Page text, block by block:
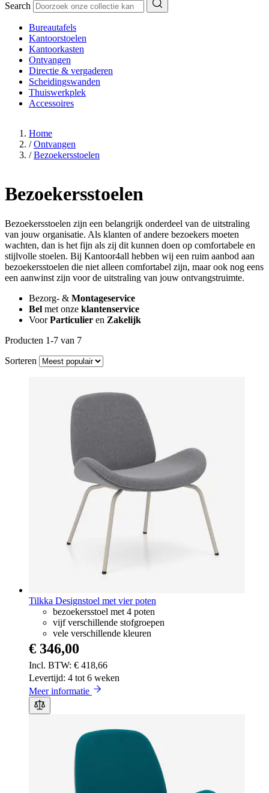
Search
Bureautafels
Kantoorstoelen
Kantoorkasten
Ontvangen
Directie & vergaderen
Scheidingswanden
Thuiswerkplek
Accessoires
Home
/ Ontvangen
/ Bezoekersstoelen
Bezoekersstoelen
Bezoekersstoelen zijn een belangrijk onderdeel van de uitstraling
van jouw organisatie. Als klanten of andere bezoekers moeten
wachten, dan is het fijn als zij dit kunnen doen op comfortabele en
stijlvolle stoelen. Bij Kantoor4all hebben wij een ruim aanbod aan
bezoekersstoelen die niet alleen comfortabel zijn, maar ook nog eens
een aanwinst zijn voor de uitstraling van jouw ontvangstruimte.
Bezorg- & Montageservice
Bel met onze klantenservice
VoorParticulier en Zakelijk
Producten 1-7 van 7
Sorteren
Tilkka Designstoel met vier poten
bezoekersstoel met 4 poten
vijf verschillende stofgroepen
vele verschillende kleuren
€ 418,66
€ 346,00
Levertijd: 4 tot 6 weken
Meer informatie